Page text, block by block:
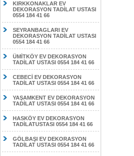
KIRKKONAKLAR EV
DEKORASYON TADİLAT USTASI
0554 184 41 66
SEYRANBAGLARI EV
DEKORASYON TADİLAT USTASI
0554 184 41 66
ÜMİTKÖY EV DEKORASYON
TADİLAT USTASI 0554 184 41 66
CEBECİ EV DEKORASYON
TADİLAT USTASI 0554 184 41 66
YAŞAMKENT EV DEKORASYON
TADİLAT USTASI 0554 184 41 66
HASKÖY EV DEKORASYON
TADİLATUSTASI 0554 184 41 66
GÖLBAŞI EV DEKORASYON
TADİLAT USTASI 0554 184 41 66